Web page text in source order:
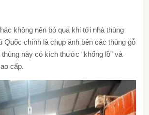
không nên bỏ qua khi tới nhà thùng
chính là chụp ảnh bên các thùng gỗ
này có kích thước “khổng lồ” và
cấp.